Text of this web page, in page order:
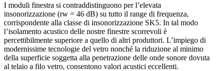
I moduli finestra si contraddistinguono per l’elevata
insonorizzazione (rw = 46 dB) su tutto il range di frequenza,
corrispondente alla classe di insonorizzazione SK5. In tal modo
l’isolamento acustico delle nostre finestre scorrevoli è
percettibilmente superiore a quello di altri produttori. L’impiego di
modernissime tecnologie del vetro nonché la riduzione al minimo
della superficie soggetta alla penetrazione delle onde sonore dovuta
al telaio a filo vetro, consentono valori acustici eccellenti.